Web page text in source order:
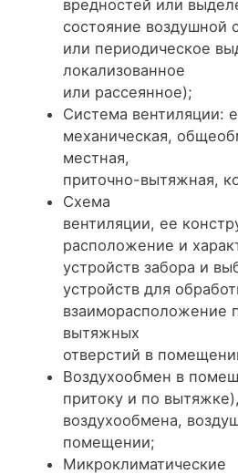
вредностей или
состояние воздушной
или периодическое
локализованное
или рассеянное);
Система вентиляции:
механическая,
местная,
приточно-вытяжная,
Схема
вентиляции, ее
расположение и
устройств забора и
устройств для
взаиморасположение
вытяжных
отверстий в
Воздухообмен в
притоку и по
воздухообмена,
помещении;
Микроклиматические